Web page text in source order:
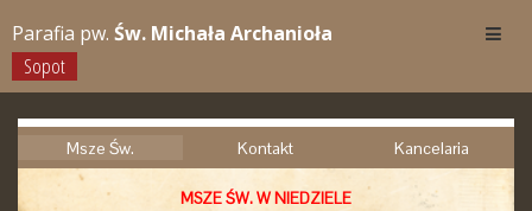
Parafia pw. Św. Michała Archanioła
Sopot
Msze Św. Kontakt Kancelaria
MSZE ŚW. W NIEDZIELE